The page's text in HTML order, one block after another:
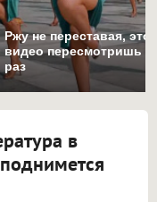
Ржу не переставая, это
видео пересмотришь
раз
в